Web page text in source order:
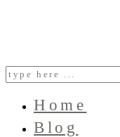
Home
Blog